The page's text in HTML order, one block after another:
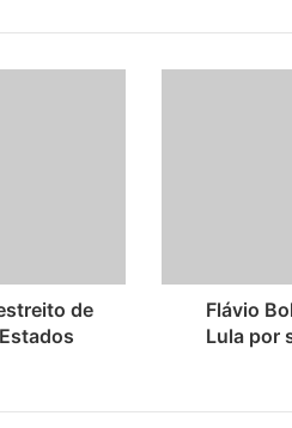
de
Flávio
Lula por